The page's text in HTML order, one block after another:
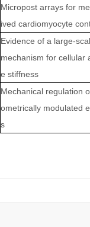
Micropost arrays for
ived cardiomyocyte
Evidence of a large-
mechanism for cellular
e stiffness
Mechanical regulation
ometrically modulated
s